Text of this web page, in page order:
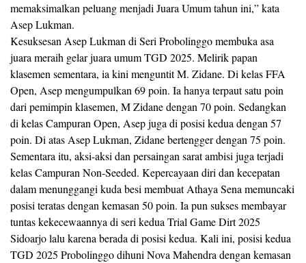
memaksimalkan peluang menjadi Juara Umum tahun ini,” kata
Asep Lukman.
Kesuksesan Asep Lukman di Seri Probolinggo membuka asa
juara meraih gelar juara umum TGD 2025. Melirik papan
klasemen sementara, ia kini menguntit M. Zidane. Di kelas FFA
Open, Asep mengumpulkan 69 poin. Ia hanya terpaut satu poin
dari pemimpin klasemen, M Zidane dengan 70 poin. Sedangkan
di kelas Campuran Open, Asep juga di posisi kedua dengan 57
poin. Di atas Asep Lukman, Zidane bertengger dengan 75 poin.
Sementara itu, aksi-aksi dan persaingan sarat ambisi juga terjadi
kelas Campuran Non-Seeded. Kepercayaan diri dan kecepatan
dalam menunggangi kuda besi membuat Athaya Sena memuncaki
posisi teratas dengan kemasan 50 poin. Ia pun sukses membayar
tuntas kekecewaannya di seri kedua Trial Game Dirt 2025
Sidoarjo lalu karena berada di posisi kedua. Kali ini, posisi kedua
TGD 2025 Probolinggo dihuni Nova Mahendra dengan kemasan